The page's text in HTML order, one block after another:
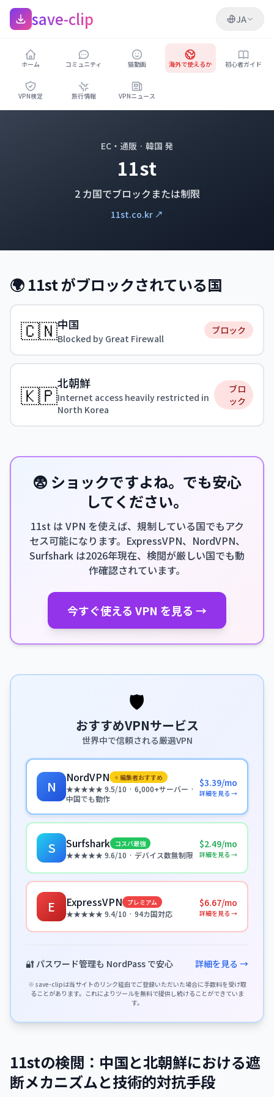
save-clip JA
ホーム コミュニティ 猫動画 海外で使えるか 初心者ガイド
VPN検定 旅行情報 VPNニュース
EC・通販 · 韓国 発
11st
2 カ国でブロックまたは制限
11st.co.kr ↗
🌍 11st がブロックされている国
🇨🇳中国
Blocked by Great Firewall
ブロック
🇰🇵北朝鮮
Internet access heavily restricted in
North Korea
ブロ
ック
😨 ショックですよね。でも安心
してください。
11st は VPN を使えば、規制している国でもアク
セス可能になります。ExpressVPN、NordVPN、
Surfshark は2026年現在、検閲が厳しい国でも動
作確認されています。
今すぐ使える VPN を見る →
🛡️
おすすめVPNサービス
世界中で信頼される厳選VPN
N
NordVPN ⭐ 編集者おすすめ
★★★★★ 9.5/10 · 6,000+サーバー ·
中国でも動作
$3.39/mo
詳細を見る →
S Surfshark コスパ最強
★★★★★ 9.6/10 · デバイス数無制限
$2.49/mo
詳細を見る →
E ExpressVPN プレミアム
★★★★★ 9.4/10 · 94カ国対応
$6.67/mo
詳細を見る →
🔐 パスワード管理も NordPass で安心 詳細を見る →
※ save-clipは当サイトのリンク経由でご登録いただいた場合に手数料を受け取
ることがあります。これによりツールを無料で提供し続けることができていま
す。
11stの検閲：中国と北朝鮮における遮
断メカニズムと技術的対抗手段